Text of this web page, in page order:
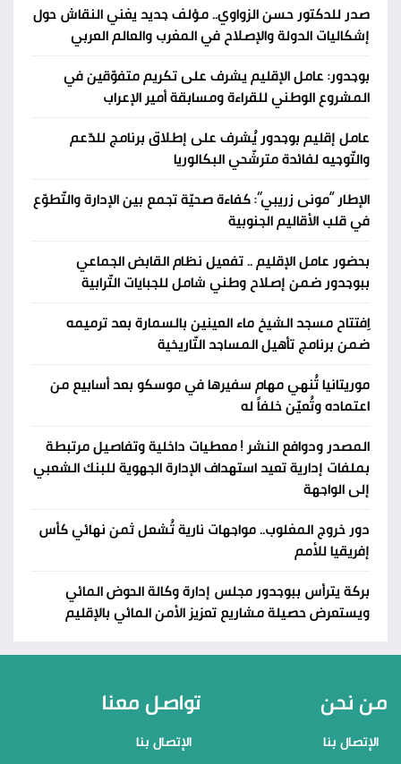
صدر للدكتور حسن الزواوي.. مؤلف جديد يغني النقاش حول
إشكاليات الدولة والإصلاح في المغرب والعالم العربي
بوجدور: عامل الإقليم يشرف على تكريم متفوّقين في
المشروع الوطني للقراءة ومسابقة أمير الإعراب
عامل إقليم بوجدور يُشرف على إطلاق برنامج للدّعم
والتّوجيه لفائدة مترشّحي البكالوريا
الإطار “مونى زريبي”: كفاءة صحيّة تجمع بين الإدارة والتّطوّع
في قلب الأقاليم الجنوبية
بحضور عامل الإقليم .. تفعيل نظام القابض الجماعي
ببوجدور ضمن إصلاح وطني شامل للجبايات التّرابية
اِفتتاح مسجد الشيخ ماء العينين بالسمارة بعد ترميمه
ضمن برنامج تأهيل المساجد التّاريخية
موريتانيا تُنهي مهام سفيرها في موسكو بعد أسابيع من
اعتماده وتُعيّن خلفاً له
المصدر ودوافع النشر ! معطيات داخلية وتفاصيل مرتبطة
بملفات إدارية تعيد استهداف الإدارة الجهوية للبنك الشعبي
إلى الواجهة
دور خروج المغلوب.. مواجهات نارية تُشعل ثمن نهائي كأس
إفريقيا للأمم
بركة يترأس ببوجدور مجلس إدارة وكالة الحوض المائي
ويستعرض حصيلة مشاريع تعزيز الأمن المائي بالإقليم
من نحن
الإتصال بنا
تواصل معنا
الإتصال بنا